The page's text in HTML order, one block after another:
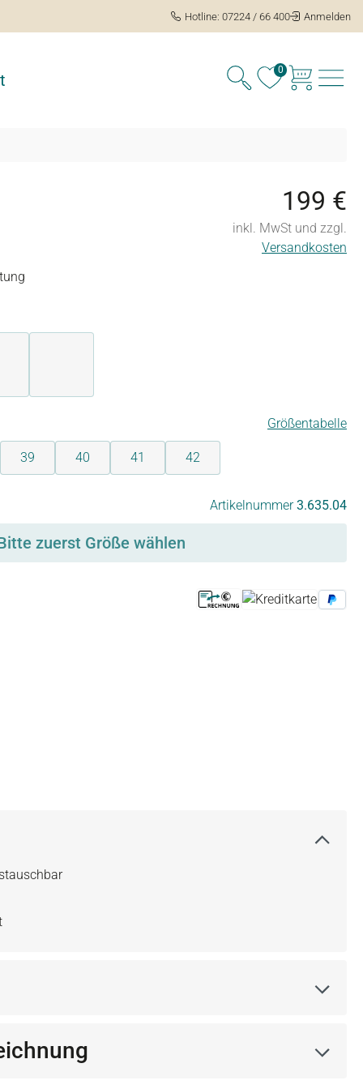
Hotline: 07224 / 66 400 Anmelden
0
199 €
inkl. MwSt und zzgl.
Versandkosten
Größentabelle
39 40 41 42
Artikelnummer3.635.04
zuerst Größe wählen